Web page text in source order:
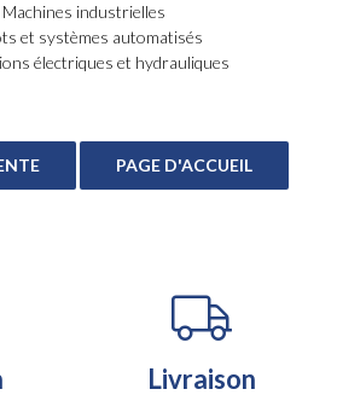
Machines industrielles
et systèmes automatisés
électriques et hydrauliques
Livraison